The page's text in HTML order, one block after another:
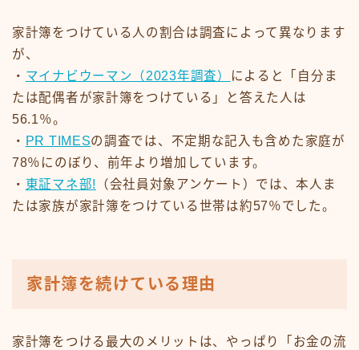
家計簿をつけている人の割合は調査によって異なります
が、
・ マイナビウーマン（2023年調査）
によると「自分ま
たは配偶者が家計簿をつけている」と答えた人は
56.1％。
・ PR TIMESの調査では、不定期な記入も含めた家庭が
78％にのぼり、前年より増加しています。
・ 東証マネ部!
（会社員対象アンケート）では、本人ま
たは家族が家計簿をつけている世帯は約57％でした。
家計簿を続けている理由
家計簿をつける最大のメリットは、やっぱり「お金の流